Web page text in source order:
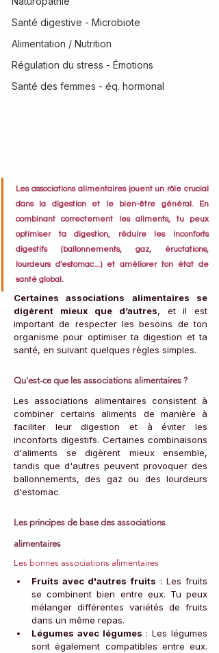
Santé digestive - Microbiote
Alimentation / Nutrition
Régulation du stress - Émotions
Santé des femmes - éq. hormonal
Les associations alimentaires jouent un rôle crucial
dans la digestion et le bien-être général. En
combinant correctement les aliments, tu peux
optimiser ta digestion, réduire les inconforts
digestifs (ballonnements, gaz, éructations,
lourdeurs d'estomac...) et améliorer ton état de
santé global.
Certaines associations alimentaires se
digèrent mieux que d’autres, et il est
important de respecter les besoins de ton
organisme pour optimiser ta digestion et ta
santé, en suivant quelques règles simples.
Qu'est-ce que les associations alimentaires ?
Les associations alimentaires consistent à
combiner certains aliments de manière à
faciliter leur digestion et à éviter les
inconforts digestifs. Certaines combinaisons
d'aliments se digèrent mieux ensemble,
tandis que d'autres peuvent provoquer des
ballonnements, des gaz ou des lourdeurs
d'estomac.
Les principes de base des associations
alimentaires
Les bonnes associations alimentaires
Fruits avec d'autres fruits : Les fruits
se combinent bien entre eux. Tu peux
mélanger différentes variétés de fruits
dans un même repas.
Légumes avec légumes : Les légumes
sont également compatibles entre eux.